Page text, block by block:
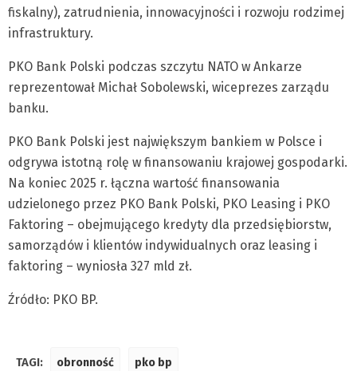
fiskalny), zatrudnienia, innowacyjności i rozwoju rodzimej
infrastruktury.
PKO Bank Polski podczas szczytu NATO w Ankarze
reprezentował Michał Sobolewski, wiceprezes zarządu
banku.
PKO Bank Polski jest największym bankiem w Polsce i
odgrywa istotną rolę w finansowaniu krajowej gospodarki.
Na koniec 2025 r. łączna wartość finansowania
udzielonego przez PKO Bank Polski, PKO Leasing i PKO
Faktoring – obejmującego kredyty dla przedsiębiorstw,
samorządów i klientów indywidualnych oraz leasing i
faktoring – wyniosła 327 mld zł.
Źródło: PKO BP.
TAGI: obronność pko bp